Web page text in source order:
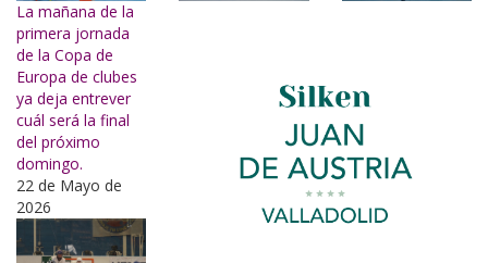
La mañana de la
primera jornada
de la Copa de
Europa de clubes
ya deja entrever
cuál será la final
del próximo
domingo.
22 de Mayo de
2026